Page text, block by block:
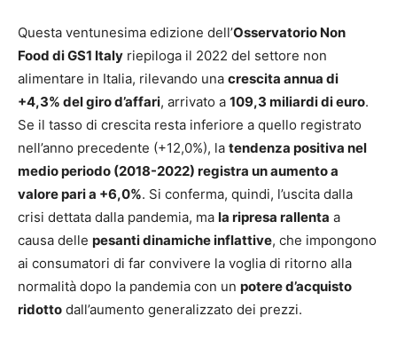
Questa ventunesima edizione dell’Osservatorio Non
Food di GS1 Italy riepiloga il 2022 del settore non
alimentare in Italia, rilevando una crescita annua di
+4,3% del giro d’affari, arrivato a 109,3 miliardi di euro.
Se il tasso di crescita resta inferiore a quello registrato
nell’anno precedente (+12,0%), la tendenza positiva nel
medio periodo (2018-2022) registra un aumento a
valore pari a +6,0%. Si conferma, quindi, l’uscita dalla
crisi dettata dalla pandemia, ma la ripresa rallenta a
causa delle pesanti dinamiche inflattive, che impongono
ai consumatori di far convivere la voglia di ritorno alla
normalità dopo la pandemia con un potere d’acquisto
ridotto dall’aumento generalizzato dei prezzi.